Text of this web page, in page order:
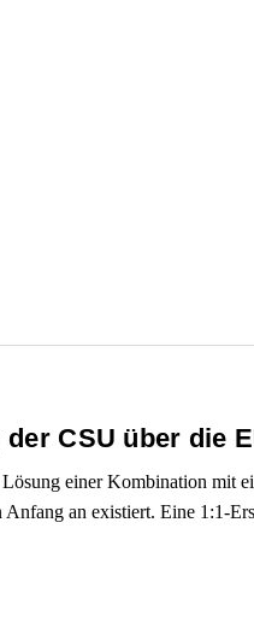
CSU über die
einer Kombination mit
an existiert. Eine 1:1-